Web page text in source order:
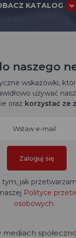
KATALOG
naszego
wskazówki,
używać
oraz korzystać ze
Zaloguj się
jak
Polityce
osobowych.
mediach